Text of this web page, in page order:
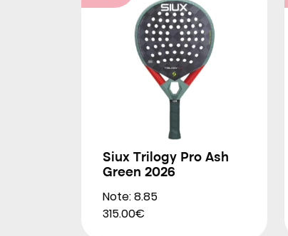
Siux Trilogy Pro Ash
Green 2026
Note: 8.85
315.00€